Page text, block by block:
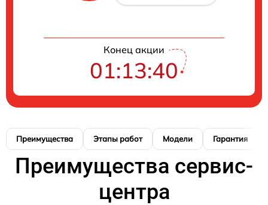
Конец акции
01:13:40
Преимущества Этапы работ Модели Гарантия
Преимущества сервис-
центра